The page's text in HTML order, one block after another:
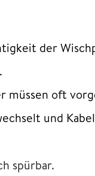
der
müssen oft
und
spürbar.